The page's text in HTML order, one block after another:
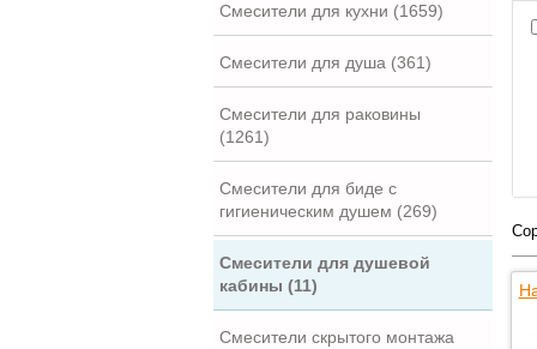
Смесители для кухни (1659)
Смесители для душа (361)
Смесители для раковины
(1261)
Смесители для биде с
гигиеническим душем (269)
Смесители для душевой
кабины (11)
Смесители скрытого монтажа